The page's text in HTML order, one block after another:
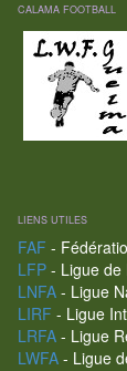
CALAMA FOOTBALL
LIENS UTILES
FAF -
LFP- Ligue de
LNFA- Ligue
LIRF - Ligue
LRFA- Ligue
LWFA- Ligue